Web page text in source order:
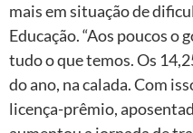
mais em situação de
Educação. “Aos poucos
tudo o que temos. Os
do ano, na calada. Com
licença-prêmio,